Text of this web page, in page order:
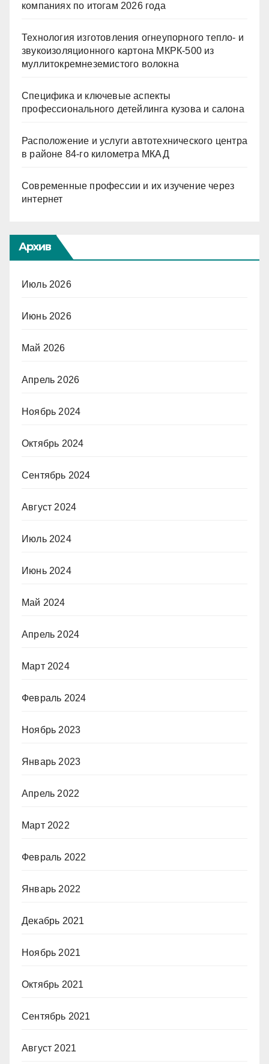
компаниях по итогам 2026 года
Технология изготовления огнеупорного тепло- и
звукоизоляционного картона МКРК-500 из
муллитокремнеземистого волокна
Специфика и ключевые аспекты
профессионального детейлинга кузова и салона
Расположение и услуги автотехнического центра
в районе 84-го километра МКАД
Современные профессии и их изучение через
интернет
Архив
Июль 2026
Июнь 2026
Май 2026
Апрель 2026
Ноябрь 2024
Октябрь 2024
Сентябрь 2024
Август 2024
Июль 2024
Июнь 2024
Май 2024
Апрель 2024
Март 2024
Февраль 2024
Ноябрь 2023
Январь 2023
Апрель 2022
Март 2022
Февраль 2022
Январь 2022
Декабрь 2021
Ноябрь 2021
Октябрь 2021
Сентябрь 2021
Август 2021